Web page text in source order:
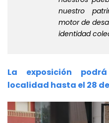
nuestro
motor de
identidad
La exposición
localidad hasta el 28